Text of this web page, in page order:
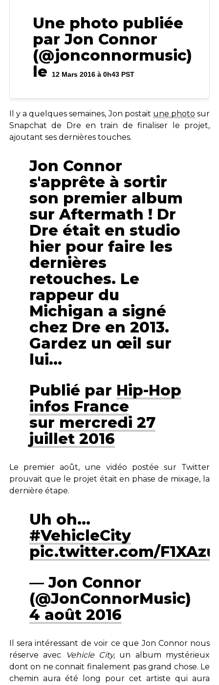
Une photo publiée
par Jon Connor
(@jonconnormusic)
le
12 Mars 2016 à 0h43 PST
Il y a quelques semaines, Jon postait une photo sur
Snapchat de Dre en train de finaliser le projet,
ajoutant ses dernières touches.
Jon Connor
s'apprête à sortir
son premier album
sur Aftermath ! Dr
Dre était en studio
hier pour faire les
dernières
retouches. Le
rappeur du
Michigan a signé
chez Dre en 2013.
Gardez un œil sur
lui…
Publié par Hip-Hop
infos France
sur mercredi 27
juillet 2016
Le premier août, une vidéo postée sur Twitter
prouvait que le projet était en phase de mixage, la
dernière étape.
Uh oh…
#VehicleCity
pic.twitter.com/
— Jon Connor
(@JonConnorMusic)
4 août 2016
Il sera intéressant de voir ce que Jon Connor nous
réserve avec
Vehicle City, un album mystérieux
dont on ne connait finalement pas grand chose. Le
chemin aura été long pour cet artiste qui aura